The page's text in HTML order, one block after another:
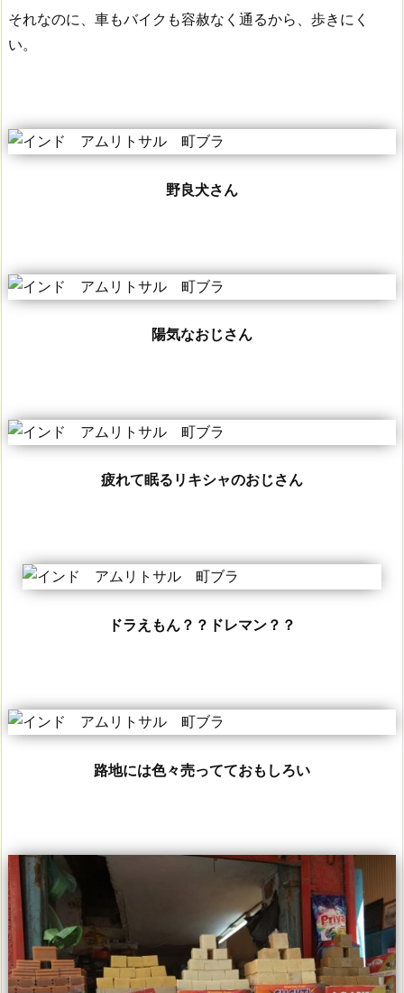
それなのに、車もバイクも容赦なく通るから、歩きにく
い。
野良犬さん
陽気なおじさん
疲れて眠るリキシャのおじさん
ドラえもん？？ドレマン？？
路地には色々売ってておもしろい